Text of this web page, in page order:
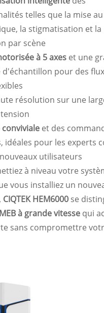
telles que la mise
la stigmatisation et la
par scène
à 5 axes et une
d'échantillon pour des
résolution sur une
et des
idéales pour les experts
utilisateurs
à niveau votre
vous installiez un
CIQTEK HEM6000 se
MEB à grande vitesse qui
sans compromettre